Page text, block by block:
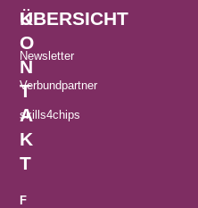
K
O
N
T
A
K
T
F
ÜBERSICHT
Newsletter
Verbundpartner
skills4chips